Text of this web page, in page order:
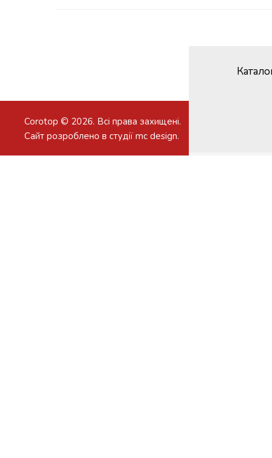
Corotop © 2026. Всі права захищені.
Сайт розроблено в студії mc design.